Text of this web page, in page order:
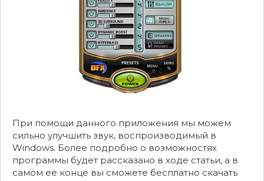
При помощи данного приложения мы можем
сильно улучшить звук, воспроизводимый в
Windows. Более подробно о возможностях
программы будет рассказано в ходе статьи, а в
самом ее конце вы сможете бесплатно скачать